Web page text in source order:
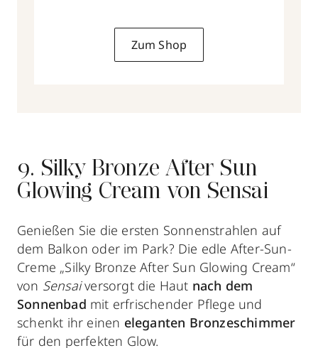
Zum Shop
9. Silky Bronze After Sun
Glowing Cream von Sensai
Genießen Sie die ersten Sonnenstrahlen auf
dem Balkon oder im Park? Die edle After-Sun-
Creme „Silky Bronze After Sun Glowing Cream“
von Sensaiversorgt die Haut nach dem
Sonnenbad mit erfrischender Pflege und
schenkt ihr einen eleganten Bronzeschimmer
für den perfekten Glow.